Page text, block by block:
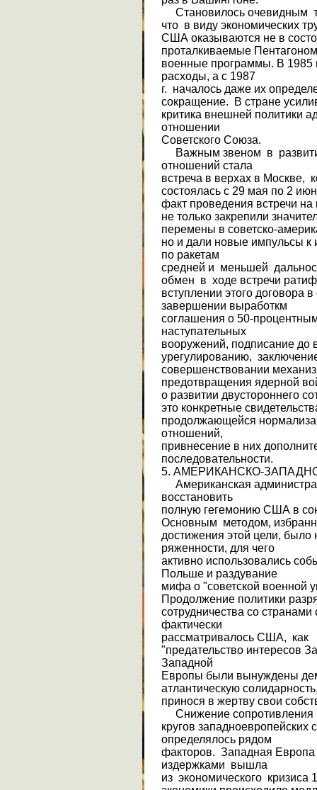
Становилось очевидным
что в виду экономических
США оказываются не в
проталкиваемые Пента­гоном
военные программы. В 1985
рас­ходы, а с 1987
г. началось даже их
сокращение. В стране
критика внешней политики
отношении
Советского Союза.
Важным звеном в
отношений стала
встреча в верхах в Москве,
состоялась с 29 мая по 2
факт проведения встречи
не только закрепили
перемены в советско-
но и дали новые импульсы к
по ракетам
средней и меньшей
обмен в ходе встречи
вступлении этого договора
завершении выработкм
соглашения о 50-
наступательных
вооружений, подписание до
урегулированию,
совершенствовании
предотвращения ядер­ной
о развитии двустороннего
это конкретные
продолжающейся
отношений,
привнесение в них
последовательности.
5. АМЕРИКАНСКО-
Американская
восста­новить
полную гегемонию США в
Основным методом,
достижения этой цели,
ряженности, для чего
активно использовались
Польше и раздувание
мифа о "советской военной
Про­должение политики
сотрудничества со
фактически
рассматривалось США, как
"предательство интересов
Западной
Европы были вынужде­ны
атлантическую
принося в жертву свои
Снижение
кругов западноевропейских
определялось рядом
факторов. Западная
издержками вышла
из экономического кризиса